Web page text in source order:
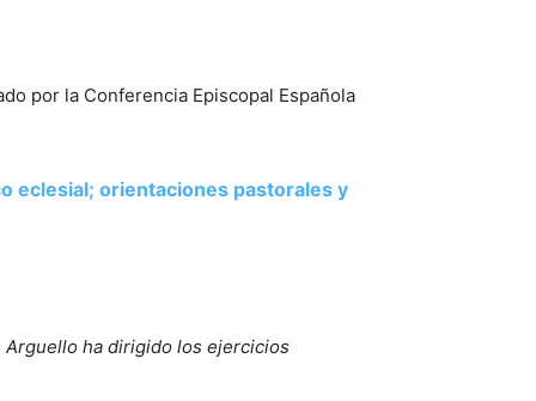
por la Conferencia Episcopal Española
eclesial; orientaciones pastorales y
ha dirigido los ejercicios